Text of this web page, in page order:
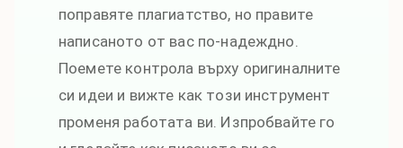
поправяте плагиатство, но правите
написаното от вас по-надеждно.
Поемете контрола върху оригиналните
си идеи и вижте как този инструмент
променя работата ви. Изпробвайте го